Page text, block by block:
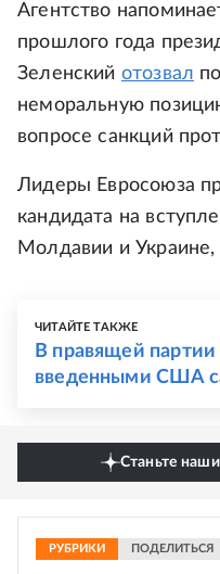
Агентство
прошлого года
Зеленский отозвал
неморальную
вопросе санкций
Лидеры Евросоюза
кандидата на
Молдавии и Украине,
ЧИТАЙТЕ ТАКЖЕ
В правящей
введенными США
Станьте
РУБРИКИ ПОДЕЛИТЬСЯ